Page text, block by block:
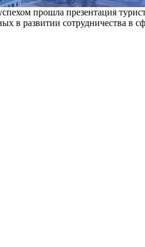
прошла презентация
в развитии сотрудничества в